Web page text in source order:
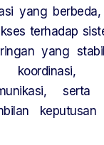
yang
terhadap
yang
koordinasi,
serta